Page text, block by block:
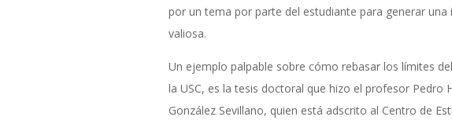
por un tema por parte del estudiante para generar una
valiosa.
Un ejemplo palpable sobre cómo rebasar los límites
la USC, es la tesis doctoral que hizo el profesor Pedro
González Sevillano, quien está adscrito al Centro de